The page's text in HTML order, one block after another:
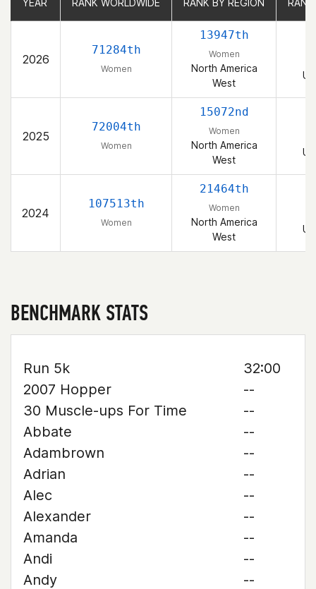
YEAR RANK WORLDWIDE RANK BY REGION
2026
71284th
Women
13947th
Women
North America
West
2025
72004th
Women
15072nd
Women
North America
West
2024
107513th
Women
21464th
Women
North America
West
YEAR RANK WORLDWIDE RANK BY REGION
BENCHMARK STATS
Run 5k
32:00
2007 Hopper
--
30 Muscle-ups For Time
--
Abbate
--
Adambrown
--
Adrian
--
Alec
--
Alexander
--
Amanda
--
Andi
--
Andy
--